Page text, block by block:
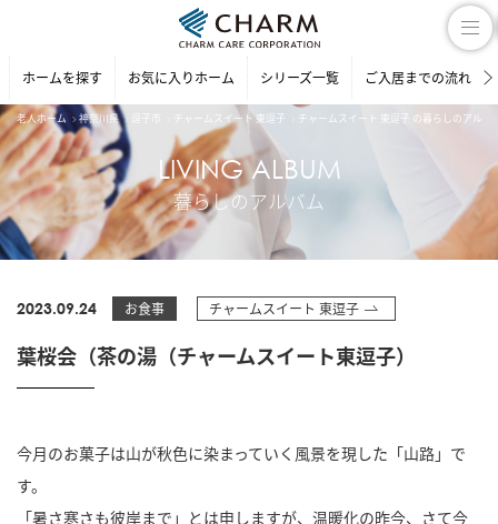
ホームを探す お気に入りホーム シリーズ一覧 ご入居までの流れ
老人ホーム 神奈川県 逗子市 チャームスイート 東逗子 チャームスイート 東逗子 の暮らしのアルバ
LIVING ALBUM
暮らしのアルバム
2023.09.24 お食事 チャームスイート 東逗子
葉桜会（茶の湯（チャームスイート東逗子）
今月のお菓子は山が秋色に染まっていく風景を現した「山路」で
す。
「暑さ寒さも彼岸まで」とは申しますが、温暖化の昨今、さて今